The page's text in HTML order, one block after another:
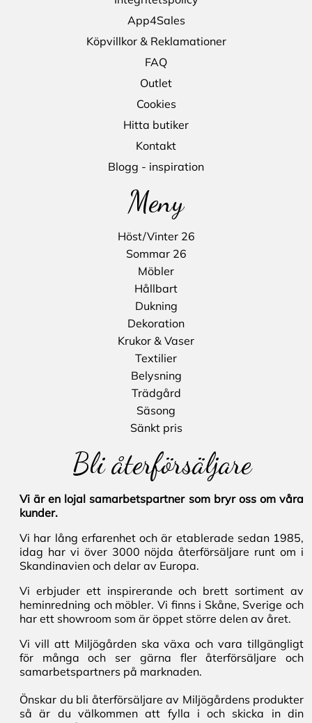
App4Sales
Köpvillkor & Reklamationer
FAQ
Outlet
Cookies
Hitta butiker
Kontakt
Blogg - inspiration
Meny
Höst/Vinter 26
Sommar 26
Möbler
Hållbart
Dukning
Dekoration
Krukor & Vaser
Textilier
Belysning
Trädgård
Säsong
Sänkt pris
Bli återförsäljare
Vi är en lojal samarbetspartner som bryr oss om våra
kunder.
Vi har lång erfarenhet och är etablerade sedan 1985,
idag har vi över 3000 nöjda återförsäljare runt om i
Skandinavien och delar av Europa.
Vi erbjuder ett inspirerande och brett sortiment av
heminredning och möbler. Vi finns i Skåne, Sverige och
har ett showroom som är öppet större delen av året.
Vi vill att Miljögården ska växa och vara tillgängligt
för många och ser gärna fler återförsäljare och
samarbetspartners på marknaden.
Önskar du bli återförsäljare av Miljögårdens produkter
så är du välkommen att fylla i och skicka in din